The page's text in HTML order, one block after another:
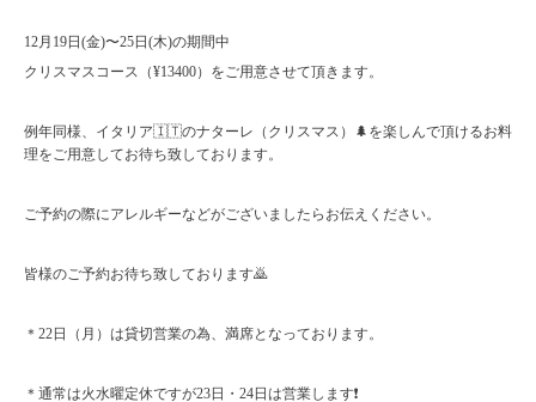
12月19日(金)〜25日(木)の期間中
クリスマスコース（¥13400）をご用意させて頂きます。
例年同様、イタリア🇮🇹のナターレ（クリスマス）🌲を楽しんで頂けるお料
理をご用意してお待ち致しております。
ご予約の際にアレルギーなどがございましたらお伝えください。
皆様のご予約お待ち致しております🙇
＊22日（月）は貸切営業の為、満席となっております。
＊通常は火水曜定休ですが23日・24日は営業します❗️